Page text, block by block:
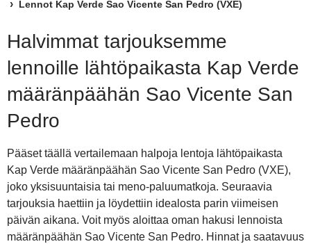
Lennot Kap Verde Sao Vicente San Pedro (VXE)
Halvimmat tarjouksemme
lennoille lähtöpaikasta Kap Verde
määränpäähän Sao Vicente San
Pedro
Pääset täällä vertailemaan halpoja lentoja lähtöpaikasta
Kap Verde määränpäähän Sao Vicente San Pedro (VXE),
joko yksisuuntaisia tai meno-paluumatkoja. Seuraavia
tarjouksia haettiin ja löydettiin idealosta parin viimeisen
päivän aikana. Voit myös aloittaa oman hakusi lennoista
määränpäähän Sao Vicente San Pedro. Hinnat ja saatavuus